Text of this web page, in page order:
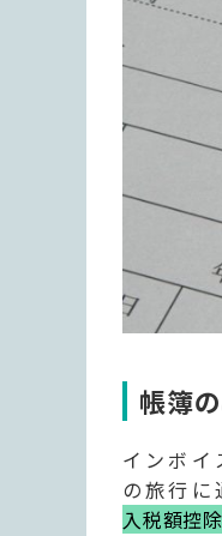
帳簿
インボイ
の旅行に
入税額控